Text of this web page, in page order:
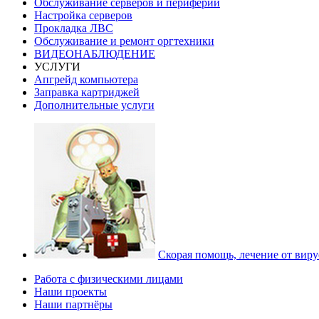
Настройка серверов
Прокладка ЛВС
Обслуживание и ремонт оргтехники
ВИДЕОНАБЛЮДЕНИЕ
УСЛУГИ
Апгрейд компьютера
Заправка картриджей
Дополнительные услуги
Скорая помощь, лечение от
Работа с физическими лицами
Наши проекты
Наши партнёры